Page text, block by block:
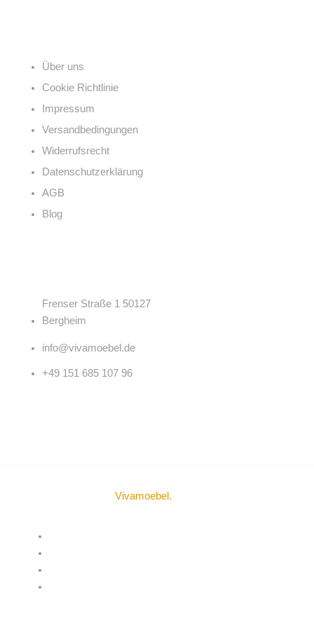
Über uns
Cookie Richtlinie
Impressum
Versandbedingungen
Widerrufsrecht
Datenschutzerklärung
AGB
Blog
Frenser Straße 1 50127
Bergheim
info@vivamoebel.de
+49 151 685 107 96
Vivamoebel .